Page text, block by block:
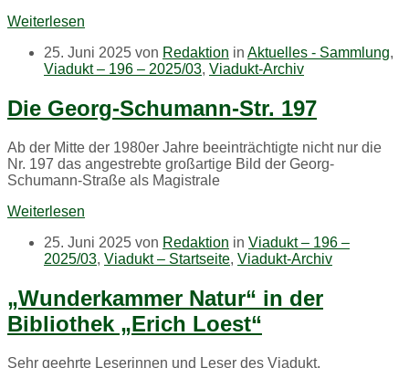
Weiterlesen
25. Juni 2025 von Redaktion in Aktuelles - Sammlung,
Viadukt – 196 – 2025/03, Viadukt-Archiv
Die Georg-Schumann-Str. 197
Ab der Mitte der 1980er Jahre beeinträchtigte nicht nur die
Nr. 197 das angestrebte großartige Bild der Georg-
Schumann-Straße als Magistrale
Weiterlesen
25. Juni 2025 von Redaktion in Viadukt – 196 –
2025/03, Viadukt – Startseite, Viadukt-Archiv
„Wunderkammer Natur“ in der
Bibliothek „Erich Loest“
Sehr geehrte Leserinnen und Leser des Viadukt,